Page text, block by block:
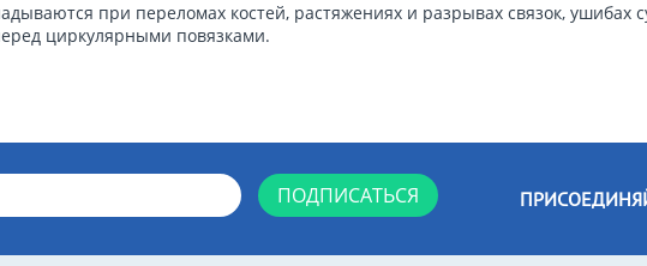
при переломах костей, растяжениях и разрывах связок, ушибах
циркулярными повязками.
ПОДПИСАТЬСЯ